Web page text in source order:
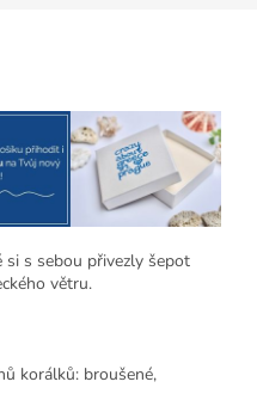
si s sebou přivezly šepot
větru.
korálků: broušené,